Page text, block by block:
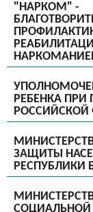
"НАРКОМ" -
РЕБЕНКА ПРИ
РОССИЙСКОЙ
ЗАЩИТЫ
РЕСПУБЛИКИ